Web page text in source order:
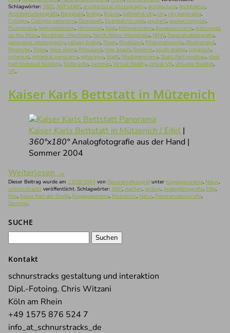
Schlagwörter: 360°, 360°x180°, architectural photography, architecture, Architektur,
Architekturfotografie, Backplate, bridge, Brücke, cathedral city, city, city panorama,
Cologne, Cologne panorama, Domstadt, Eisenbahnbrücke, equirect, equirectangular,
Flussstrand, high-resolution, Horizontal, Köln, Kölnpanorama, Kugelpanorama, metropolis
on the Rhine, Nordrhein-Westfalen, North Rhine-Westphalia, NRW, Panoramafotografie,
panoramic photography, railway bridge, Rhein, Rheinland, Rheinmetropole, Rheinstrand,
Rheinufer, Rhine, rhine shore, Rhineland, river beach, Sommer, south bridge, sphärisch,
spherical, spherical panorama, spherique, Stadt, Stadtpanorama, Stahl-Fachwerkbau, steel
half-timbered building, Südbrücke, summer, Virtual Reality, virtual VR, virtuelle Realität,
VR.
Kaiser Karls Bettstatt in Mützenich
Kaiser Karls Bettstatt in Mützenich / Eifel |
360°x180°Analogfotografie aus der Hand |
Sommer 2004
Weiterlesen →
Dieser Beitrag wurde am 23/08/2004 von Panoramafotografunter Kugelpanorama, Natur,
schnurstracks veröffentlicht. Schlagwörter: 360°, Aachen, analog, Analogfotografie, Eifel,
Fels, Kaiser Karl der Große, Kugelpanorama, Mützenich, Natur, Panoramafotografie,
Sommer.
SUCHE
Kontakt
schnurstracks gestaltung und interaktion
Dipl.-Fotoing. Chris Witzani
Köln am Rhein
+49 1575 876 524 7
info_at_schnurstracks_de